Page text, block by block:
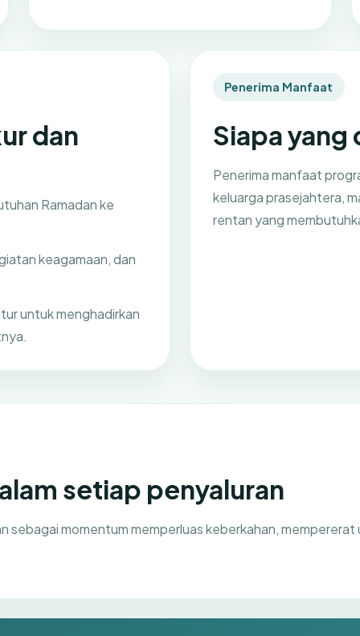
dan
Ramadan ke
keagamaan, dan
untuk menghadirkan
Penerima Manfaat
Siapa
Penerima manfaat
keluarga prasejahtera,
rentan yang
setiap penyaluran
sebagai momentum memperluas keberkahan,